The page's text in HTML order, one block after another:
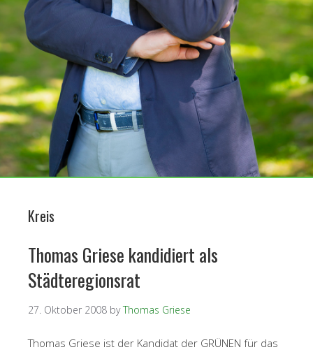
Kreis
Thomas Griese kandidiert als
Städteregionsrat
27. Oktober 2008 byThomas Griese
Thomas Griese ist der Kandidat der GRÜNEN für das